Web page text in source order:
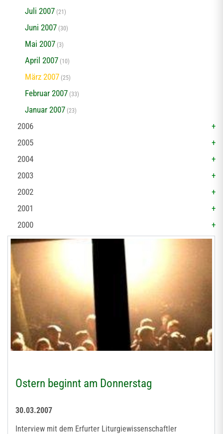
Juli 2007 (21)
Juni 2007 (30)
Mai 2007 (3)
April 2007 (10)
März 2007 (25)
Februar 2007 (33)
Januar 2007 (23)
2006
2005
2004
2003
2002
2001
2000
Ostern beginnt am Donnerstag
30.03.2007
Interview mit dem Erfurter Liturgiewissenschaftler